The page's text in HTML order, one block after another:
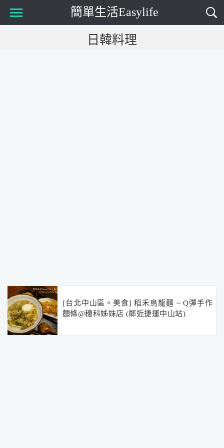
簡單生活Easylife
日韓料理
[台北中山區。美食] 稻禾烏龍麵 ~ Q彈手作
麵條@穗科姊妹店 (鄰近捷運中山站)